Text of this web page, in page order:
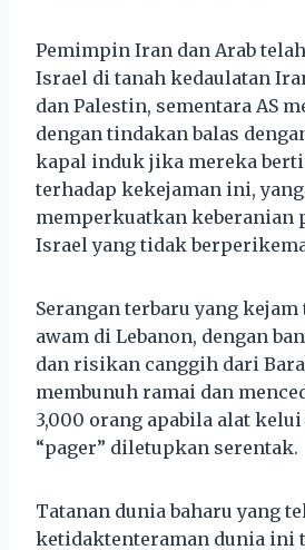
Pemimpin Iran dan Arab
Israel di tanah kedaulatan
dan Palestin, sementara AS
dengan tindakan balas
kapal induk jika mereka
terhadap kekejaman ini,
memperkuatkan keberanian
Israel yang tidak
Serangan terbaru yang
awam di Lebanon, dengan
dan risikan canggih dari
membunuh ramai dan
3,000 orang apabila alat
“pager” diletupkan serentak.
Tatanan dunia baharu yang
ketidaktenteraman dunia ini